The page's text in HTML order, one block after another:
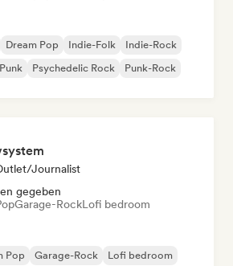
Dream Pop Indie-Folk
Indie-Rock
Psychedelic Rock Punk-Rock
Journalist
gegeben
Garage-RockLofi bedroom
Pop Garage-Rock Lofi bedroom